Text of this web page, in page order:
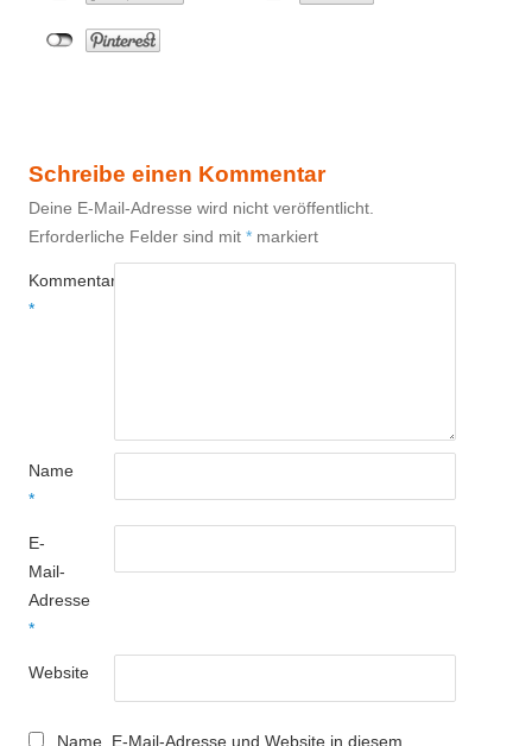
Schreibe einen Kommentar
Deine E-Mail-Adresse wird nicht veröffentlicht.
Erforderliche Felder sind mit * markiert
Kommentar
*
Name
*
E-
Mail-
Adresse
*
Website
Name, E-Mail-Adresse und Website in diesem